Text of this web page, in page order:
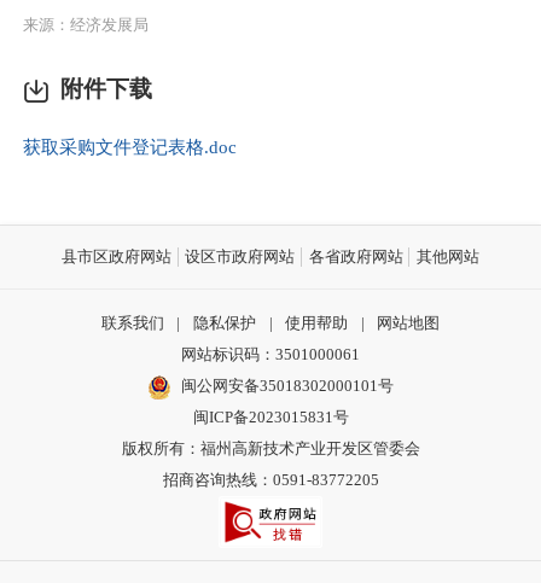
来源：经济发展局
附件下载
获取采购文件登记表格.doc
县市区政府网站 设区市政府网站 各省政府网站 其他网站
联系我们 | 隐私保护 | 使用帮助 |
网站地图
网站标识码：3501000061
闽公网安备35018302000101号
闽ICP备2023015831号
版权所有：福州高新技术产业开发区管委会
招商咨询热线：0591-83772205